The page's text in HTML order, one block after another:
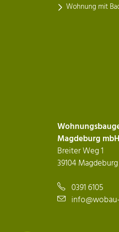
Magdeburg mbH
Breiter Weg 1
39104 Magdeburg
0391 6105
Wohnung mit